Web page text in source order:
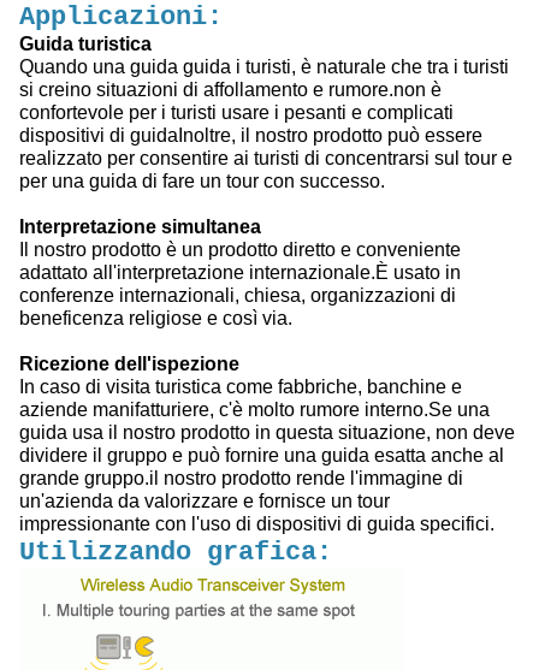
Applicazioni:
Guida turistica
Quando una guida guida i turisti, è naturale che tra i turisti
si creino situazioni di affollamento e rumore.non è
confortevole per i turisti usare i pesanti e complicati
dispositivi di guidaInoltre, il nostro prodotto può essere
realizzato per consentire ai turisti di concentrarsi sul tour e
per una guida di fare un tour con successo.
Interpretazione simultanea
Il nostro prodotto è un prodotto diretto e conveniente
adattato all'interpretazione internazionale.È usato in
conferenze internazionali, chiesa, organizzazioni di
beneficenza religiose e così via.
Ricezione dell'ispezione
In caso di visita turistica come fabbriche, banchine e
aziende manifatturiere, c'è molto rumore interno.Se una
guida usa il nostro prodotto in questa situazione, non deve
dividere il gruppo e può fornire una guida esatta anche al
grande gruppo.il nostro prodotto rende l'immagine di
un'azienda da valorizzare e fornisce un tour
impressionante con l'uso di dispositivi di guida specifici.
Utilizzando grafica: